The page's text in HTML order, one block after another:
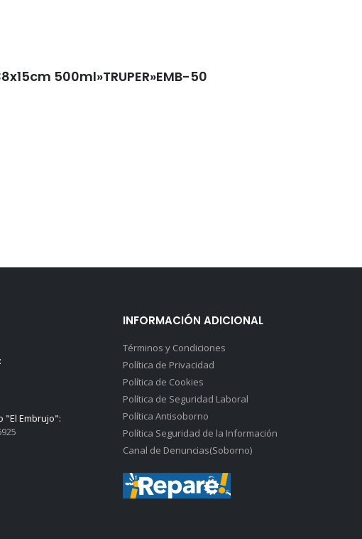
500ml»TRUPER»EMB-50
"El Embrujo":
INFORMACIÓN ADICIONAL
Términos y Condiciones
Política de Privacidad
Política de Cookies
Política de Seguridad Laboral
Política Antisoborno
Política Seguridad de la Información
Canal de Denuncias(Soborno)